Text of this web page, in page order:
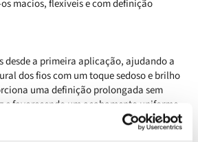
macios, flexíveis e com definição
desde a primeira aplicação, ajudando a
dos fios com um toque sedoso e brilho
uma definição prolongada sem
e favorecendo um acabamento uniforme,
que faz com que os teus cabelos
e alinhados ao longo do dia.